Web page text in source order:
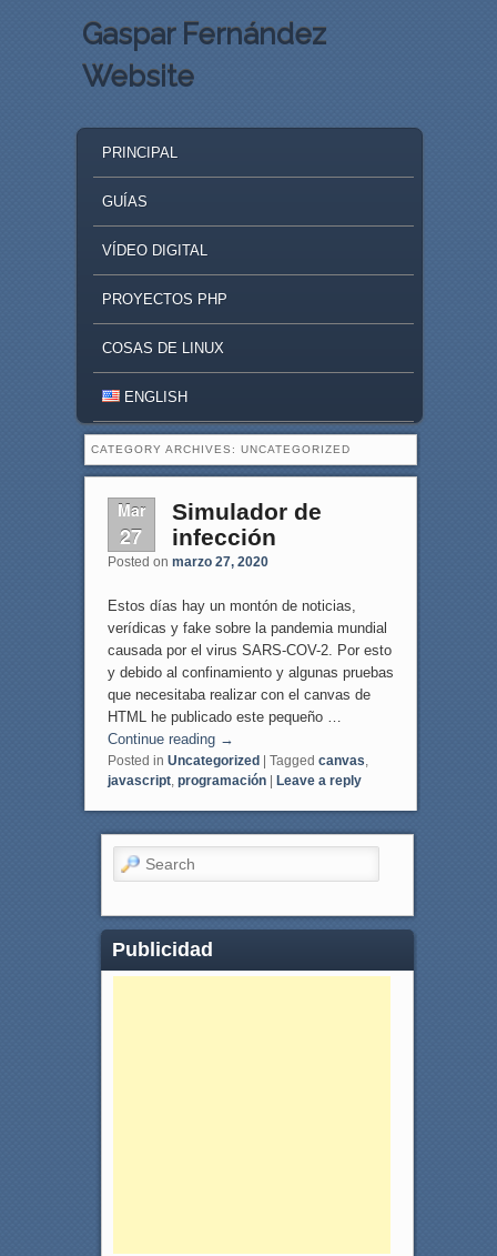
Gaspar Fernández
Website
SKIP TO PRIMARY CONTENT
SKIP TO SECONDARY CONTENT
PRINCIPAL
GUÍAS
VÍDEO DIGITAL
PROYECTOS PHP
COSAS DE LINUX
ENGLISH
CATEGORY ARCHIVES: UNCATEGORIZED
Mar
27
Simulador de
infección
Posted on marzo 27, 2020
Estos días hay un montón de noticias,
verídicas y fake sobre la pandemia mundial
causada por el virus SARS-COV-2. Por esto
y debido al confinamiento y algunas pruebas
que necesitaba realizar con el canvas de
HTML he publicado este pequeño …
Continue reading →
Posted in Uncategorized Tagged canvas,
javascript, programación Leave a reply
Search
Publicidad